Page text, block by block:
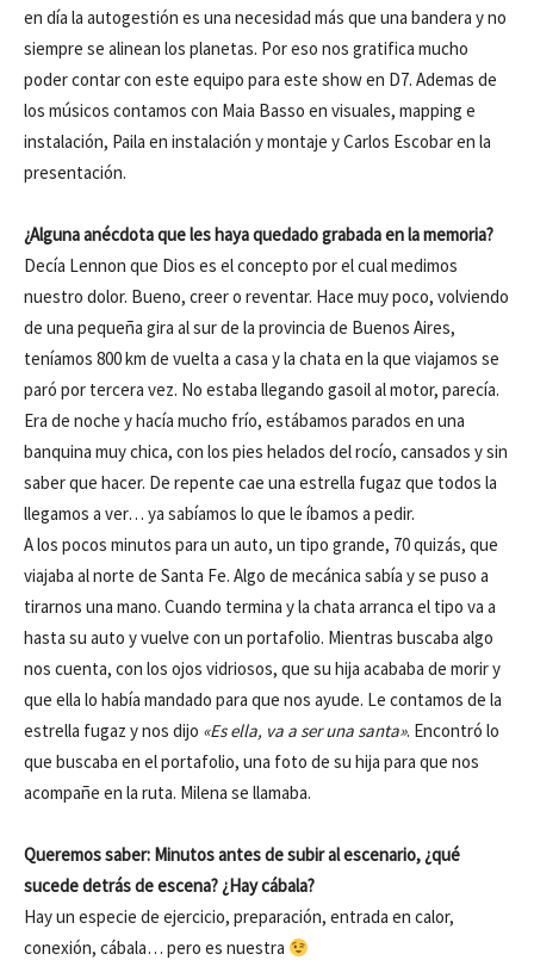
en día la autogestión es una necesidad más que una bandera y no
siempre se alinean los planetas. Por eso nos gratifica mucho
poder contar con este equipo para este show en D7. Ademas de
los músicos contamos con Maia Basso en visuales, mapping e
instalación, Paila en instalación y montaje y Carlos Escobar en la
presentación.
¿Alguna anécdota que les haya quedado grabada en la memoria?
Decía Lennon que Dios es el concepto por el cual medimos
nuestro dolor. Bueno, creer o reventar. Hace muy poco, volviendo
de una pequeña gira al sur de la provincia de Buenos Aires,
teníamos 800 km de vuelta a casa y la chata en la que viajamos se
paró por tercera vez. No estaba llegando gasoil al motor, parecía.
Era de noche y hacía mucho frío, estábamos parados en una
banquina muy chica, con los pies helados del rocío, cansados y sin
saber que hacer. De repente cae una estrella fugaz que todos la
llegamos a ver… ya sabíamos lo que le íbamos a pedir.
A los pocos minutos para un auto, un tipo grande, 70 quizás, que
viajaba al norte de Santa Fe. Algo de mecánica sabía y se puso a
tirarnos una mano. Cuando termina y la chata arranca el tipo va a
hasta su auto y vuelve con un portafolio. Mientras buscaba algo
nos cuenta, con los ojos vidriosos, que su hija acababa de morir y
que ella lo había mandado para que nos ayude. Le contamos de la
estrella fugaz y nos dijo «Es ella, va a ser una santa». Encontró lo
que buscaba en el portafolio, una foto de su hija para que nos
acompañe en la ruta. Milena se llamaba.
Queremos saber: Minutos antes de subir al escenario, ¿qué
sucede detrás de escena? ¿Hay cábala?
Hay un especie de ejercicio, preparación, entrada en calor,
conexión, cábala… pero es nuestra